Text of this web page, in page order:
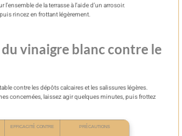
de la terrasse à l’aide d’un arrosoir.
rincez en frottant légèrement.
vinaigre blanc contre le
contre les dépôts calcaires et les salissures légères.
concernées, laissez agir quelques minutes, puis frottez
EFFICACITÉ CONTRE PRÉCAUTIONS